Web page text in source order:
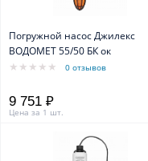
Погружной насос Джилекс
ВОДОМЕТ 55/50 БК ок
0 отзывов
9 751 ₽
Цена за 1 шт.